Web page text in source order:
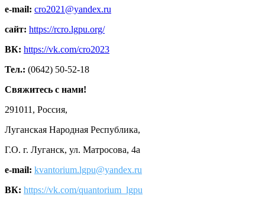
e-mail: cro2021@yandex.ru
сайт: https://rcro.lgpu.org/
ВК: https://vk.com/cro2023
Тел.: (0642) 50-52-18
Свяжитесь с нами!
291011, Россия,
Луганская Народная Республика,
Г.О. г. Луганск, ул. Матросова, 4а
e-mail: kvantorium.lgpu@yandex.ru
ВК: https://vk.com/quantorium_lgpu